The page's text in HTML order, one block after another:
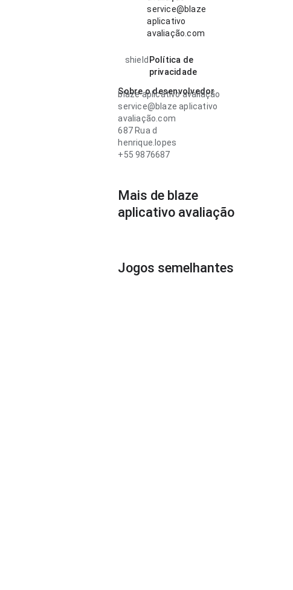
service@blaze
aplicativo
avaliação.com
shield Política de
privacidade
Sobre o desenvolvedor
blaze aplicativo avaliação
service@blaze aplicativo
avaliação.com
687 Rua d
henrique.lopes
+55 9876687
Mais de blaze
aplicativo avaliação
Jogos semelhantes